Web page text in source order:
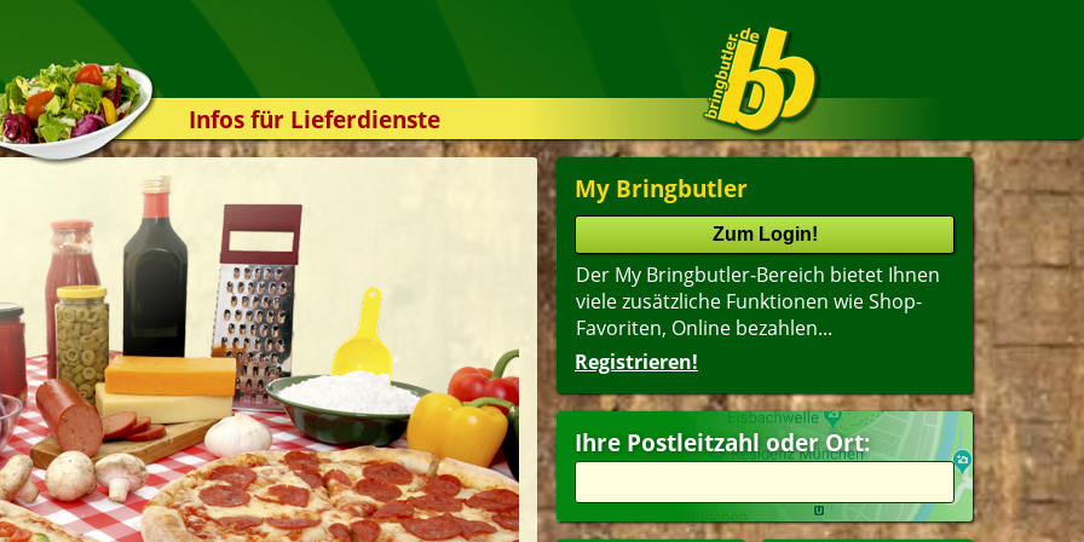
Infos für Lieferdienste
Kassensystem
Zuverlässigkeit
Sicherheit
Der Online-Shop
Das Bestellsystem
Der Bestellvorgang
Übertragung
Testshop
Styles
Kontakt
My Bringbutler
Der My Bringbutler-Bereich bietet Ihnen
viele zusätzliche Funktionen wie Shop-
Favoriten, Online bezahlen...
Registrieren!
Ihre Postleitzahl oder Ort: